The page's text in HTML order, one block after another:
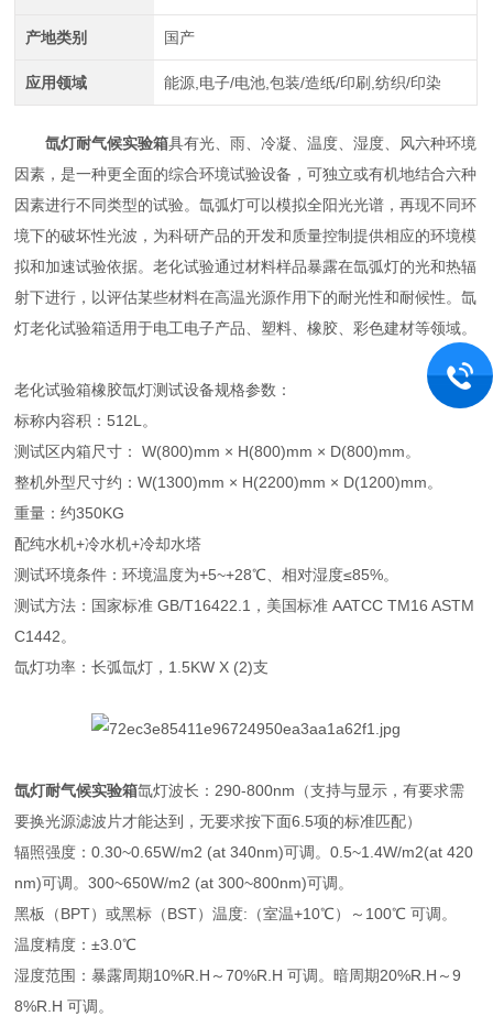
产地类别 国产
应用领域 能源,电子/电池,包装/造纸/印刷,纺织/印染
氙灯耐气候实验箱具有光、雨、冷凝、温度、湿度、风六种环境
因素，是一种更全面的综合环境试验设备，可独立或有机地结合六种
因素进行不同类型的试验。氙弧灯可以模拟全阳光光谱，再现不同环
境下的破坏性光波，为科研产品的开发和质量控制提供相应的环境模
拟和加速试验依据。老化试验通过材料样品暴露在氙弧灯的光和热辐
射下进行，以评估某些材料在高温光源作用下的耐光性和耐候性。氙
灯老化试验箱适用于电工电子产品、塑料、橡胶、彩色建材等领域。
老化试验箱橡胶氙灯测试设备规格参数：
标称内容积：512L。
测试区内箱尺寸： W(800)mm × H(800)mm × D(800)mm。
整机外型尺寸约：W(1300)mm × H(2200)mm × D(1200)mm。
重量：约350KG
配纯水机+冷水机+冷却水塔
测试环境条件：环境温度为+5~+28℃、相对湿度≤85%。
测试方法：国家标准 GB/T16422.1，美国标准 AATCC TM16 ASTM
C1442。
氙灯功率：长弧氙灯，1.5KW X (2)支
氙灯耐气候实验箱氙灯波长：290-800nm（支持与显示，有要求需
要换光源滤波片才能达到，无要求按下面6.5项的标准匹配）
辐照强度：0.30~0.65W/m2 (at 340nm)可调。0.5~1.4W/m2(at 420
nm)可调。300~650W/m2 (at 300~800nm)可调。
黑板（BPT）或黑标（BST）温度:（室温+10℃）～100℃ 可调。
温度精度：±3.0℃
湿度范围：暴露周期10%R.H～70%R.H 可调。暗周期20%R.H～9
8%R.H 可调。